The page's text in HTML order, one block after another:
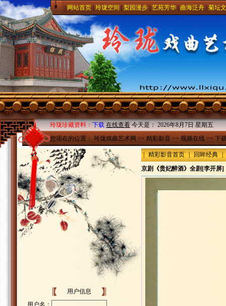
网站首页 玲珑空间 梨园漫步 艺苑芳华 曲海泛舟 菊坛
玲珑珍藏资料：下载 在线查看今天是：2026年8月7日 星期五
您现在的位置：玲珑戏曲艺术网>>精彩影音>>视频在线>> 下
用户信息
精彩影音首页 回眸经典
京剧《贵妃醉酒》全剧[李开屏]